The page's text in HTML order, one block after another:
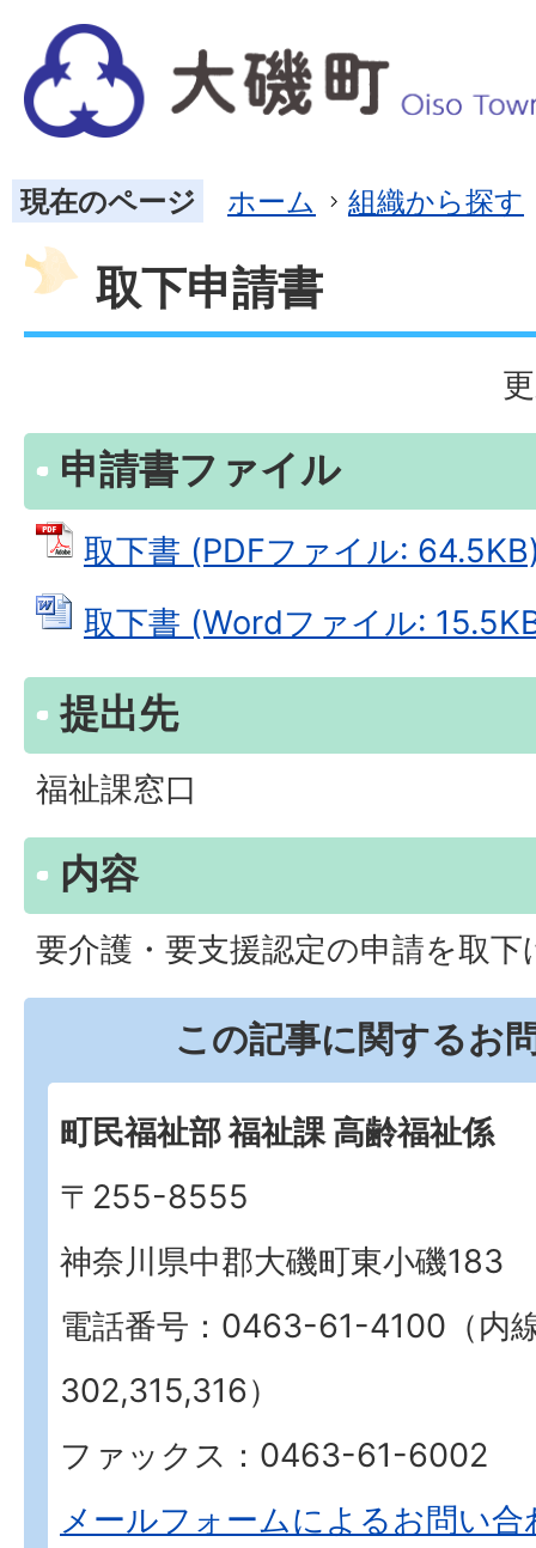
現在のページ ホーム 組織から探す
取下申請書
申請書ファイル
取下書 (PDFファイル:
取下書 (Wordファイル:
提出先
福祉課窓口
内容
要介護・要支援認定の申請を取
この記事に関するお
町民福祉部 福祉課 高齢福祉係
〒255-8555
神奈川県中郡大磯町東小磯183
電話番号：0463-61-4100（内
302,315,316）
ファックス：0463-61-6002
メールフォームによるお問い合